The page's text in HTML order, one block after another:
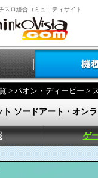
スロ総合コミュニティサイト
> パオン・ディーピー >
ト ソードアート・オン
ゲ